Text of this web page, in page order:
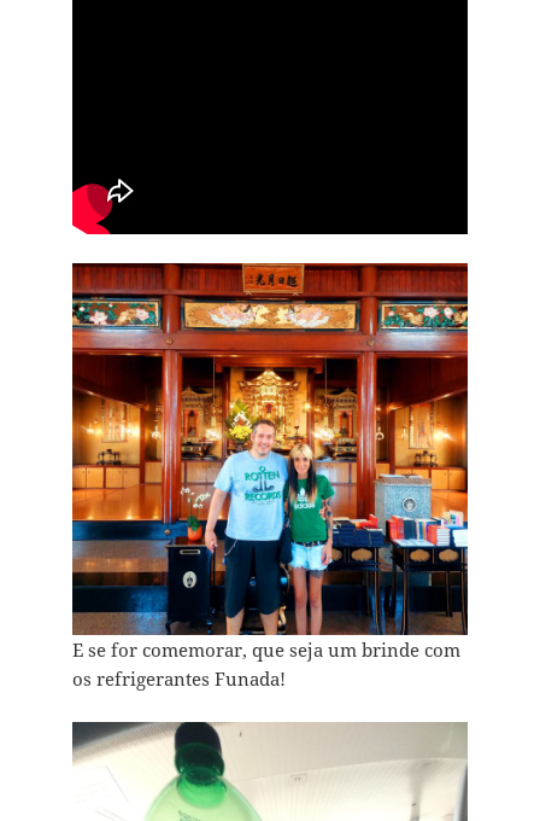
E se for comemorar, que seja um brinde com
os refrigerantes Funada!